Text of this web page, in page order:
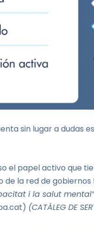
sin lugar a dudas
el papel activo que
la red de gobiernos
i la salut mental”
(CATÀLEG DE